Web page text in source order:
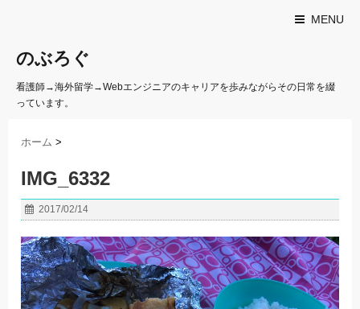
MENU
のぶろぐ
看護師→海外留学→Webエンジニアのキャリアを歩みながらその日常を綴
っています。
ホーム >
IMG_6332
2017/02/14